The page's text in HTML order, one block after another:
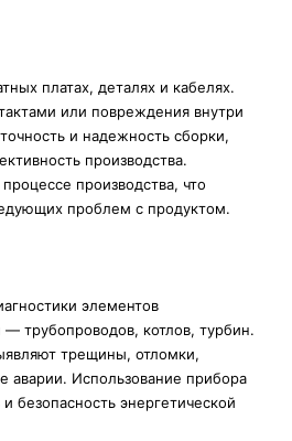
платах, деталях и кабелях.
или повреждения внутри
и надежность сборки,
производства.
производства, что
проблем с продуктом.
элементов
трубопроводов, котлов, турбин.
трещины, отломки,
аварии. Использование прибора
безопасность энергетической